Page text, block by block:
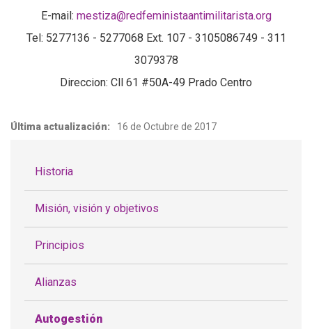
E-mail: mestiza@redfeministaantimilitarista.org
Tel: 5277136 - 5277068 Ext. 107 - 3105086749 - 311
3079378
Direccion: Cll 61 #50A-49 Prado Centro
Última actualización: 16 de Octubre de 2017
Historia
Misión, visión y objetivos
Principios
Alianzas
Autogestión